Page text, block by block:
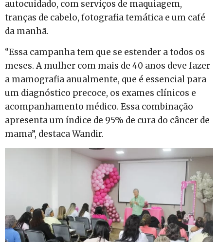
autocuidado, com serviços de maquiagem,
tranças de cabelo, fotografia temática e um café
da manhã.
“Essa campanha tem que se estender a todos os
meses. A mulher com mais de 40 anos deve fazer
a mamografia anualmente, que é essencial para
um diagnóstico precoce, os exames clínicos e
acompanhamento médico. Essa combinação
apresenta um índice de 95% de cura do câncer de
mama”, destaca Wandir.